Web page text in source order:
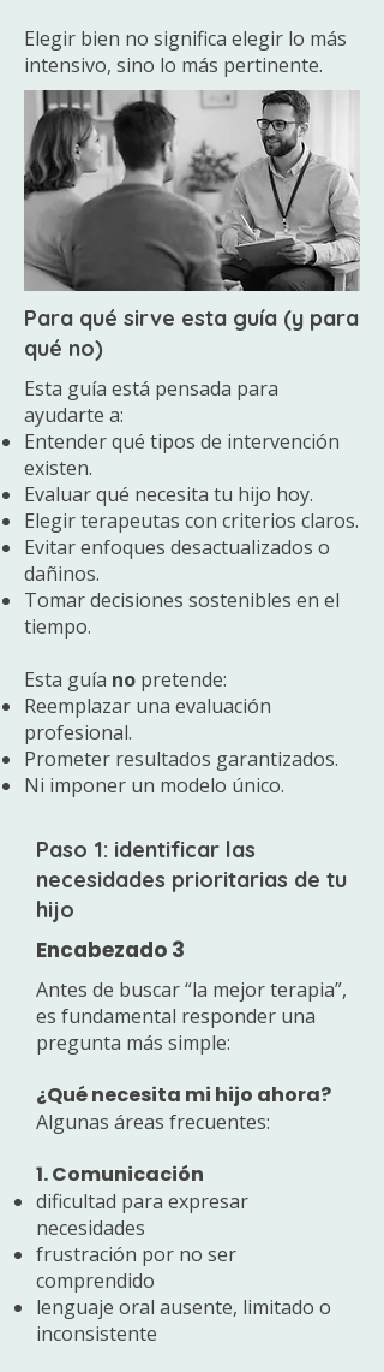
Elegir bien no significa elegir lo más
intensivo, sino lo más pertinente.
Para qué sirve esta guía (y para
qué no)
Esta guía está pensada para
ayudarte a:
Entender qué tipos de intervención
existen.
Evaluar qué necesita tu hijo hoy.
Elegir terapeutas con criterios claros.
Evitar enfoques desactualizados o
dañinos.
Tomar decisiones sostenibles en el
tiempo.
Esta guía no pretende:
Reemplazar una evaluación
profesional.
Prometer resultados garantizados.
Ni imponer un modelo único.
Paso 1: identificar las
necesidades prioritarias de tu
hijo
Encabezado 3
Antes de buscar “la mejor terapia”,
es fundamental responder una
pregunta más simple:
¿Qué necesita mi hijo ahora?
Algunas áreas frecuentes:
1. Comunicación
dificultad para expresar
necesidades
frustración por no ser
comprendido
lenguaje oral ausente, limitado o
inconsistente